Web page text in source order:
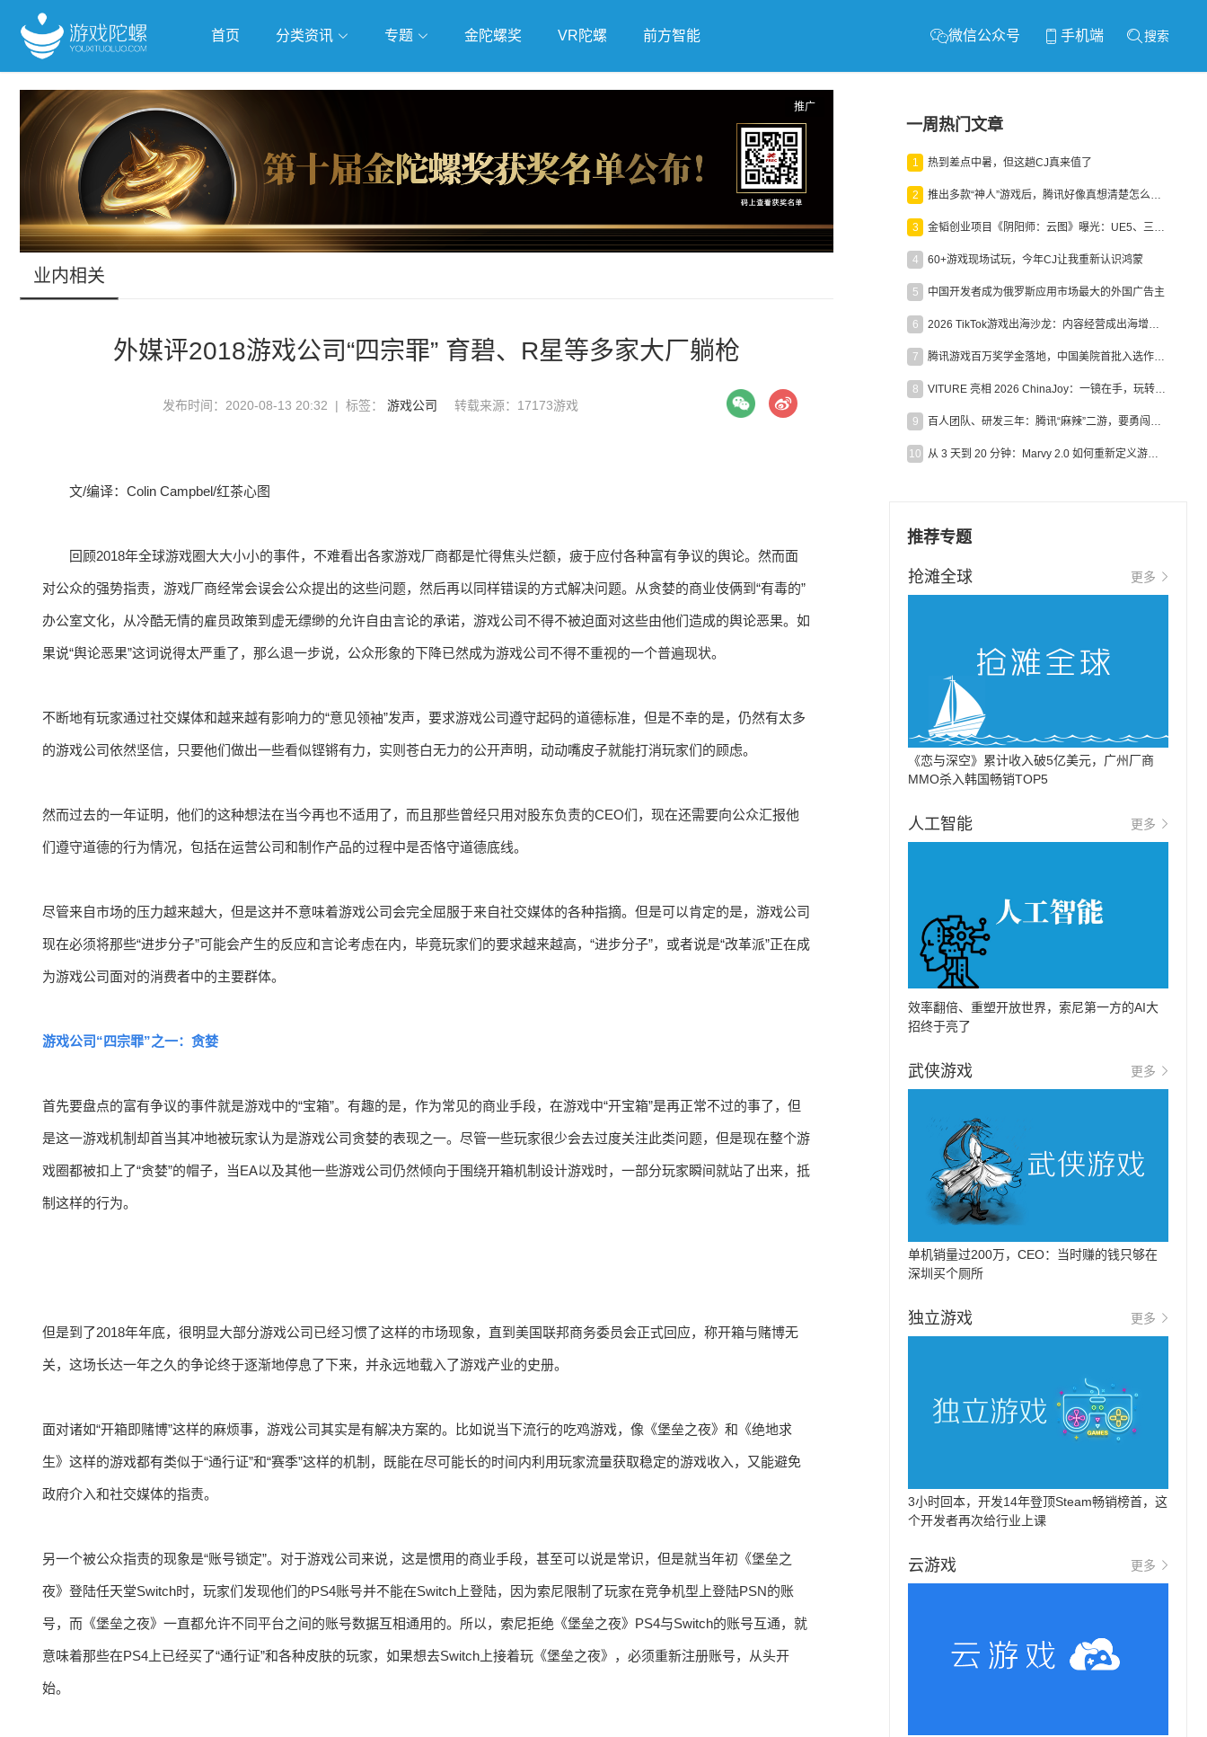
首页 分类资讯 专题
抢滩全球 人工智能 武侠游戏 独立游戏 云游戏
跨界Talk
金陀螺奖 VR陀螺 前方智能 微信公众号 手机端 搜索
推广
业内相关
外媒评2018游戏公司“四宗罪” 育碧、R星等多家大厂躺枪
发布时间：2020-08-13 20:32 | 标签： 游戏公司 转载来源：17173游戏
文/编译：Colin Campbel/红茶心图
回顾2018年全球游戏圈大大小小的事件，不难看出各家游戏厂商都是忙得焦头烂额，疲于应付各种富有争议的舆论。然而面
对公众的强势指责，游戏厂商经常会误会公众提出的这些问题，然后再以同样错误的方式解决问题。从贪婪的商业伎俩到“有毒的”
办公室文化，从冷酷无情的雇员政策到虚无缥缈的允许自由言论的承诺，游戏公司不得不被迫面对这些由他们造成的舆论恶果。如
果说“舆论恶果”这词说得太严重了，那么退一步说，公众形象的下降已然成为游戏公司不得不重视的一个普遍现状。
不断地有玩家通过社交媒体和越来越有影响力的“意见领袖”发声，要求游戏公司遵守起码的道德标准，但是不幸的是，仍然有太多
的游戏公司依然坚信，只要他们做出一些看似铿锵有力，实则苍白无力的公开声明，动动嘴皮子就能打消玩家们的顾虑。
然而过去的一年证明，他们的这种想法在当今再也不适用了，而且那些曾经只用对股东负责的CEO们，现在还需要向公众汇报他
们遵守道德的行为情况，包括在运营公司和制作产品的过程中是否恪守道德底线。
尽管来自市场的压力越来越大，但是这并不意味着游戏公司会完全屈服于来自社交媒体的各种指摘。但是可以肯定的是，游戏公司
现在必须将那些“进步分子”可能会产生的反应和言论考虑在内，毕竟玩家们的要求越来越高，“进步分子”，或者说是“改革派”正在成
为游戏公司面对的消费者中的主要群体。
游戏公司“四宗罪”之一：贪婪
首先要盘点的富有争议的事件就是游戏中的“宝箱”。有趣的是，作为常见的商业手段，在游戏中“开宝箱”是再正常不过的事了，但
是这一游戏机制却首当其冲地被玩家认为是游戏公司贪婪的表现之一。尽管一些玩家很少会去过度关注此类问题，但是现在整个游
戏圈都被扣上了“贪婪”的帽子，当EA以及其他一些游戏公司仍然倾向于围绕开箱机制设计游戏时，一部分玩家瞬间就站了出来，抵
制这样的行为。
但是到了2018年年底，很明显大部分游戏公司已经习惯了这样的市场现象，直到美国联邦商务委员会正式回应，称开箱与赌博无
关，这场长达一年之久的争论终于逐渐地停息了下来，并永远地载入了游戏产业的史册。
面对诸如“开箱即赌博”这样的麻烦事，游戏公司其实是有解决方案的。比如说当下流行的吃鸡游戏，像《堡垒之夜》和《绝地求
生》这样的游戏都有类似于“通行证”和“赛季”这样的机制，既能在尽可能长的时间内利用玩家流量获取稳定的游戏收入，又能避免
政府介入和社交媒体的指责。
另一个被公众指责的现象是“账号锁定”。对于游戏公司来说，这是惯用的商业手段，甚至可以说是常识，但是就当年初《堡垒之
夜》登陆任天堂Switch时，玩家们发现他们的PS4账号并不能在Switch上登陆，因为索尼限制了玩家在竞争机型上登陆PSN的账
号，而《堡垒之夜》一直都允许不同平台之间的账号数据互相通用的。所以，索尼拒绝《堡垒之夜》PS4与Switch的账号互通，就
意味着那些在PS4上已经买了“通行证”和各种皮肤的玩家，如果想去Switch上接着玩《堡垒之夜》，必须重新注册账号，从头开
始。
一周热门文章
1 热到差点中暑，但这趟CJ真来值了
2 推出多款“神人”游戏后，腾讯好像真想清楚怎么做二次元了
3 金韬创业项目《阴阳师：云图》曝光：UE5、三端互通、ARPG
4 60+游戏现场试玩，今年CJ让我重新认识鸿蒙
5 中国开发者成为俄罗斯应用市场最大的外国广告主
6 2026 TikTok游戏出海沙龙：内容经营成出海增长新引擎
7 腾讯游戏百万奖学金落地，中国美院首批入选作品获业内关注
8 VITURE 亮相 2026 ChinaJoy：一镜在手，玩转全场！
9 百人团队、研发三年：腾讯“麻辣”二游，要勇闯男性恋爱市场
10 从 3 天到 20 分钟：Marvy 2.0 如何重新定义游戏出海营销效率？
推荐专题
抢滩全球 更多
《恋与深空》累计收入破5亿美元，广州厂商
MMO杀入韩国畅销TOP5
人工智能 更多
效率翻倍、重塑开放世界，索尼第一方的AI大
招终于亮了
武侠游戏 更多
单机销量过200万，CEO：当时赚的钱只够在
深圳买个厕所
独立游戏 更多
3小时回本，开发14年登顶Steam畅销榜首，这
个开发者再次给行业上课
云游戏 更多